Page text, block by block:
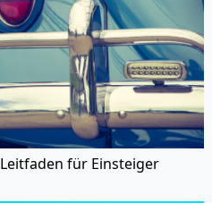
für Einsteiger